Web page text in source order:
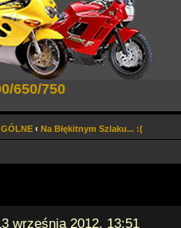
650/750
‹ Na Błękitnym Szlaku... :(
września 2012, 13:51